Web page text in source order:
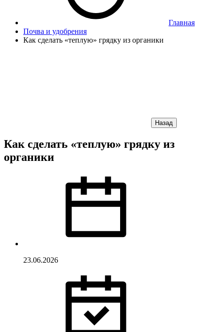
Главная
Почва и удобрения
Как сделать «теплую» грядку из органики
Назад
Как сделать «теплую» грядку из
органики
23.06.2026